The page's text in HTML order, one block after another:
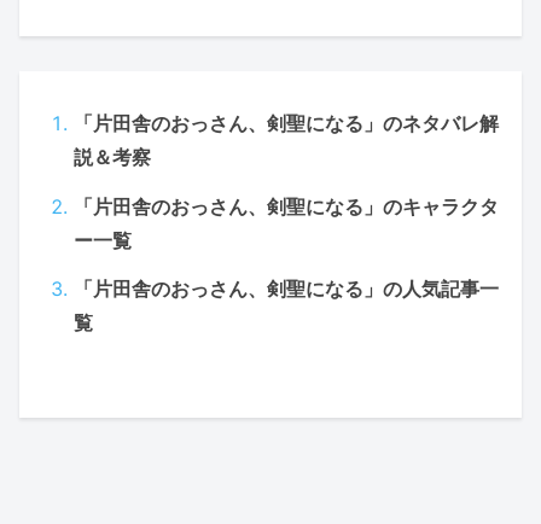
「片田舎のおっさん、剣聖になる」のネタバレ解
説＆考察
「片田舎のおっさん、剣聖になる」のキャラクタ
ー一覧
「片田舎のおっさん、剣聖になる」の人気記事一
覧